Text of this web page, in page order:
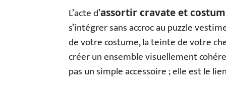
L’acte d’assortir cravate et
s’intégrer sans accroc au puzzle
de votre costume, la teinte de votre
créer un ensemble visuellement
pas un simple accessoire ; elle est le